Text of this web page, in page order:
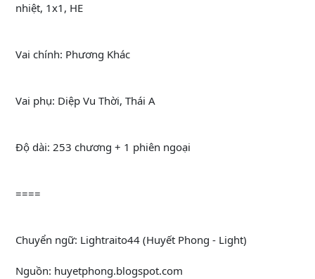
nhiệt, 1x1, HE
Vai chính: Phương Khác
Vai phụ: Diệp Vu Thời, Thái A
Độ dài: 253 chương + 1 phiên ngoại
====
Chuyển ngữ: Lightraito44 (Huyết Phong - Light)
Nguồn: huyetphong.blogspot.com